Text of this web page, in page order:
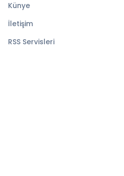
Künye
İletişim
RSS Servisleri